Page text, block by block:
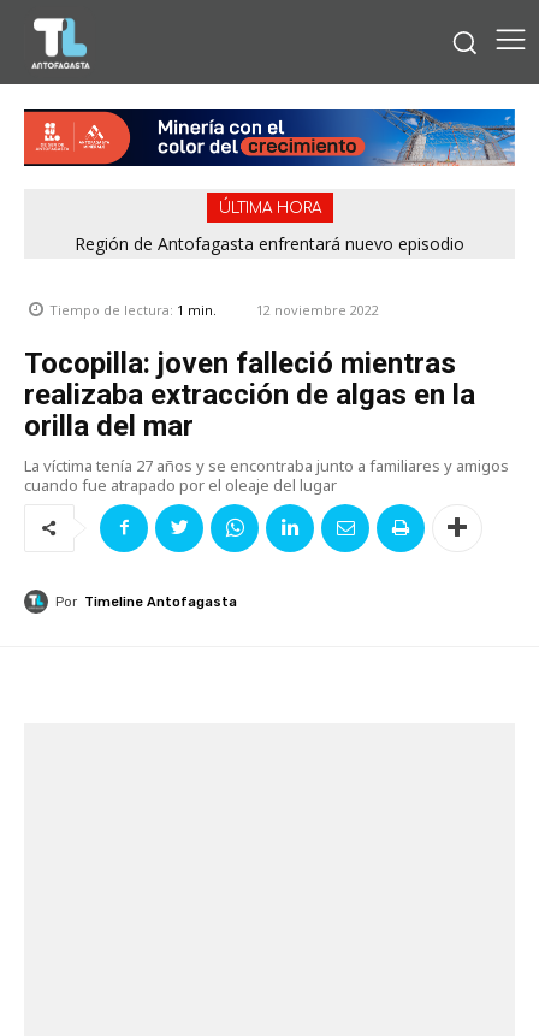
ÚLTIMA HORA
Región de Antofagasta enfrentará nuevo episodio
Tiempo de lectura: 1 min. 12 noviembre 2022
Tocopilla: joven falleció mientras
realizaba extracción de algas en la
orilla del mar
La víctima tenía 27 años y se encontraba junto a familiares y amigos
cuando fue atrapado por el oleaje del lugar
Por Timeline Antofagasta